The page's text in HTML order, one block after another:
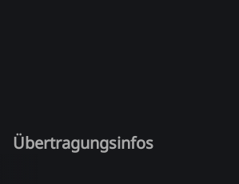
Übertragungsinfos